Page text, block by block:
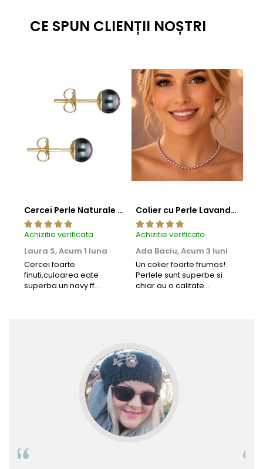
CE SPUN CLIENȚII NOȘTRI
Cercei Perle Naturale Negre 5-6 mm, Buton AAA, Aur 14K (aur 585), Tip Șurub | KASKADDA®
Achizitie verificata
Laura S,Acum 1 luna
Cercei foarte
finuti,culoarea eate
superba un navy ff
Colier cu Perle Lavanda la Baza Gatului, de 4-5 mm, Perle Rare, Calitate AAA+, Aur 14K | KASKADDA®
Achizitie verificata
Ada Baciu,Acum 3 luni
Un colier foarte frumos!
Perlele sunt superbe si
chiar au o calitate